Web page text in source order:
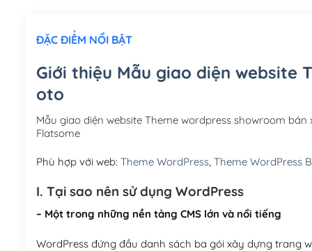
ĐẶC ĐIỂM NỔI BẬT
Giới thiệu Mẫu giao diện website
oto
Mẫu giao diện website Theme wordpress showroom
Flatsome
Phù hợp với web: Theme WordPress, Theme WordPress
I. Tại sao nên sử dụng WordPress
– Một trong những nền tảng CMS lớn và nổi tiếng
WordPress đứng đầu danh sách ba gói xây dựng trang